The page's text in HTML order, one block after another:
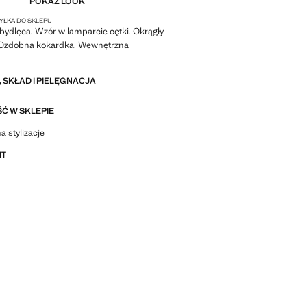
DO SKLEPU
Wzór w lamparcie cętki. Okrągły
kokardka. Wewnętrzna
SKŁAD I PIELĘGNACJA
W SKLEPIE
ubrania i trendy
stylizacje